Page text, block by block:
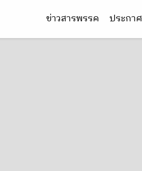
ข่าวสารพรรค ประกาศ